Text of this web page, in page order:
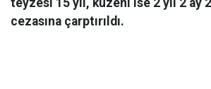
cezasına çarptırıldı.